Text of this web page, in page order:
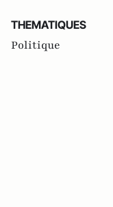
THEMATIQUES
Politique